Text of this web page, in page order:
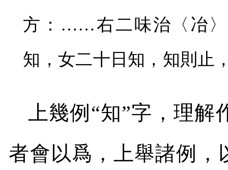
方：……右二味治〈冶〉
知，女二十日知，知則止
上幾例“知”字，理
者會以爲，上舉諸例，